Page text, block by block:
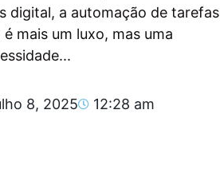
digital, a automação de tarefas
é mais um luxo, mas uma
8, 2025 12:28 am